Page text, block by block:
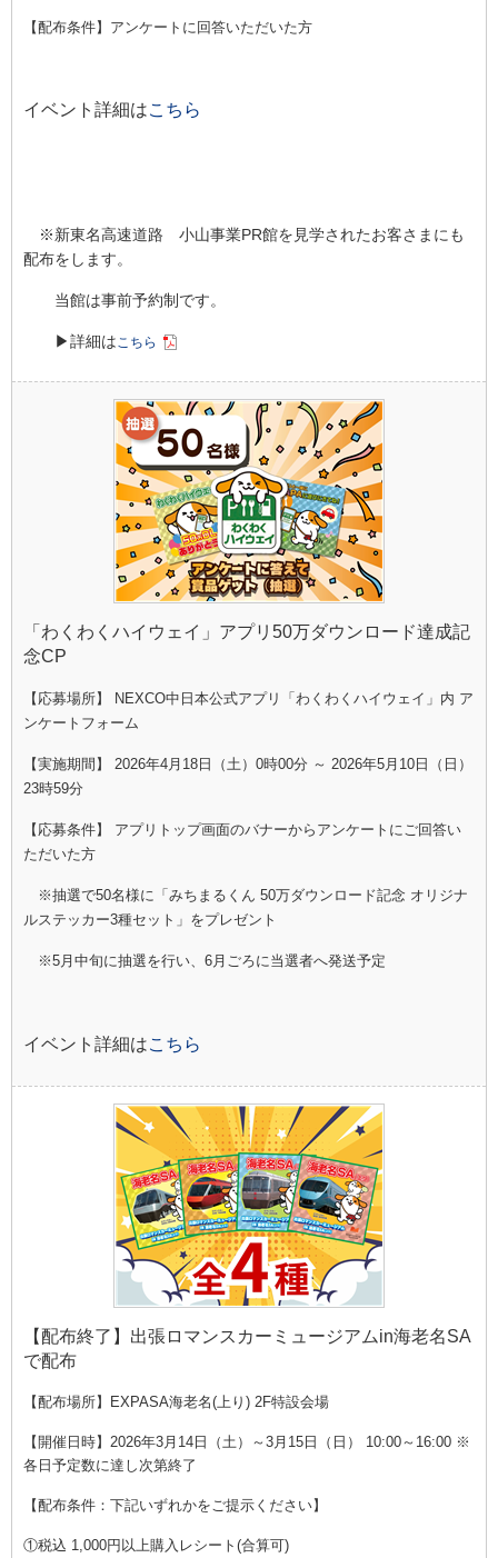
【配布条件】アンケートに回答いただいた方
イベント詳細はこちら
※新東名高速道路 小山事業PR館を見学されたお客さまにも
配布をします。
当館は事前予約制です。
▶詳細はこちら
「わくわくハイウェイ」アプリ50万ダウンロード達成記
念CP
【応募場所】 NEXCO中日本公式アプリ「わくわくハイウェイ」内 ア
ンケートフォーム
【実施期間】 2026年4月18日（土）0時00分 ～ 2026年5月10日（日）
23時59分
【応募条件】 アプリトップ画面のバナーからアンケートにご回答い
ただいた方
※抽選で50名様に「みちまるくん 50万ダウンロード記念 オリジナ
ルステッカー3種セット」をプレゼント
※5月中旬に抽選を行い、6月ごろに当選者へ発送予定
イベント詳細はこちら
【配布終了】出張ロマンスカーミュージアムin海老名SA
で配布
【配布場所】EXPASA海老名(上り) 2F特設会場
【開催日時】2026年3月14日（土）～3月15日（日） 10:00～16:00 ※
各日予定数に達し次第終了
【配布条件：下記いずれかをご提示ください】
①税込 1,000円以上購入レシート(合算可)